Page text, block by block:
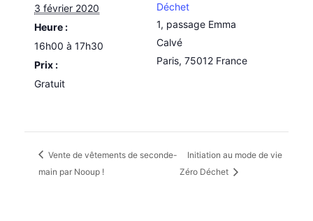
3 février 2020
Heure :
16h00 à 17h30
Prix :
Gratuit
Déchet
1, passage Emma
Calvé
Paris, 75012 France
Vente de vêtements de seconde-
main par Nooup !
Initiation au mode de vie
Zéro Déchet